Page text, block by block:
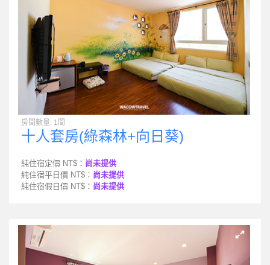
房間數量: 1間
十人套房(綠森林+向日葵)
純住宿定價 NT$： 尚未提供
純住宿平日價 NT$： 尚未提供
純住宿假日價 NT$： 尚未提供